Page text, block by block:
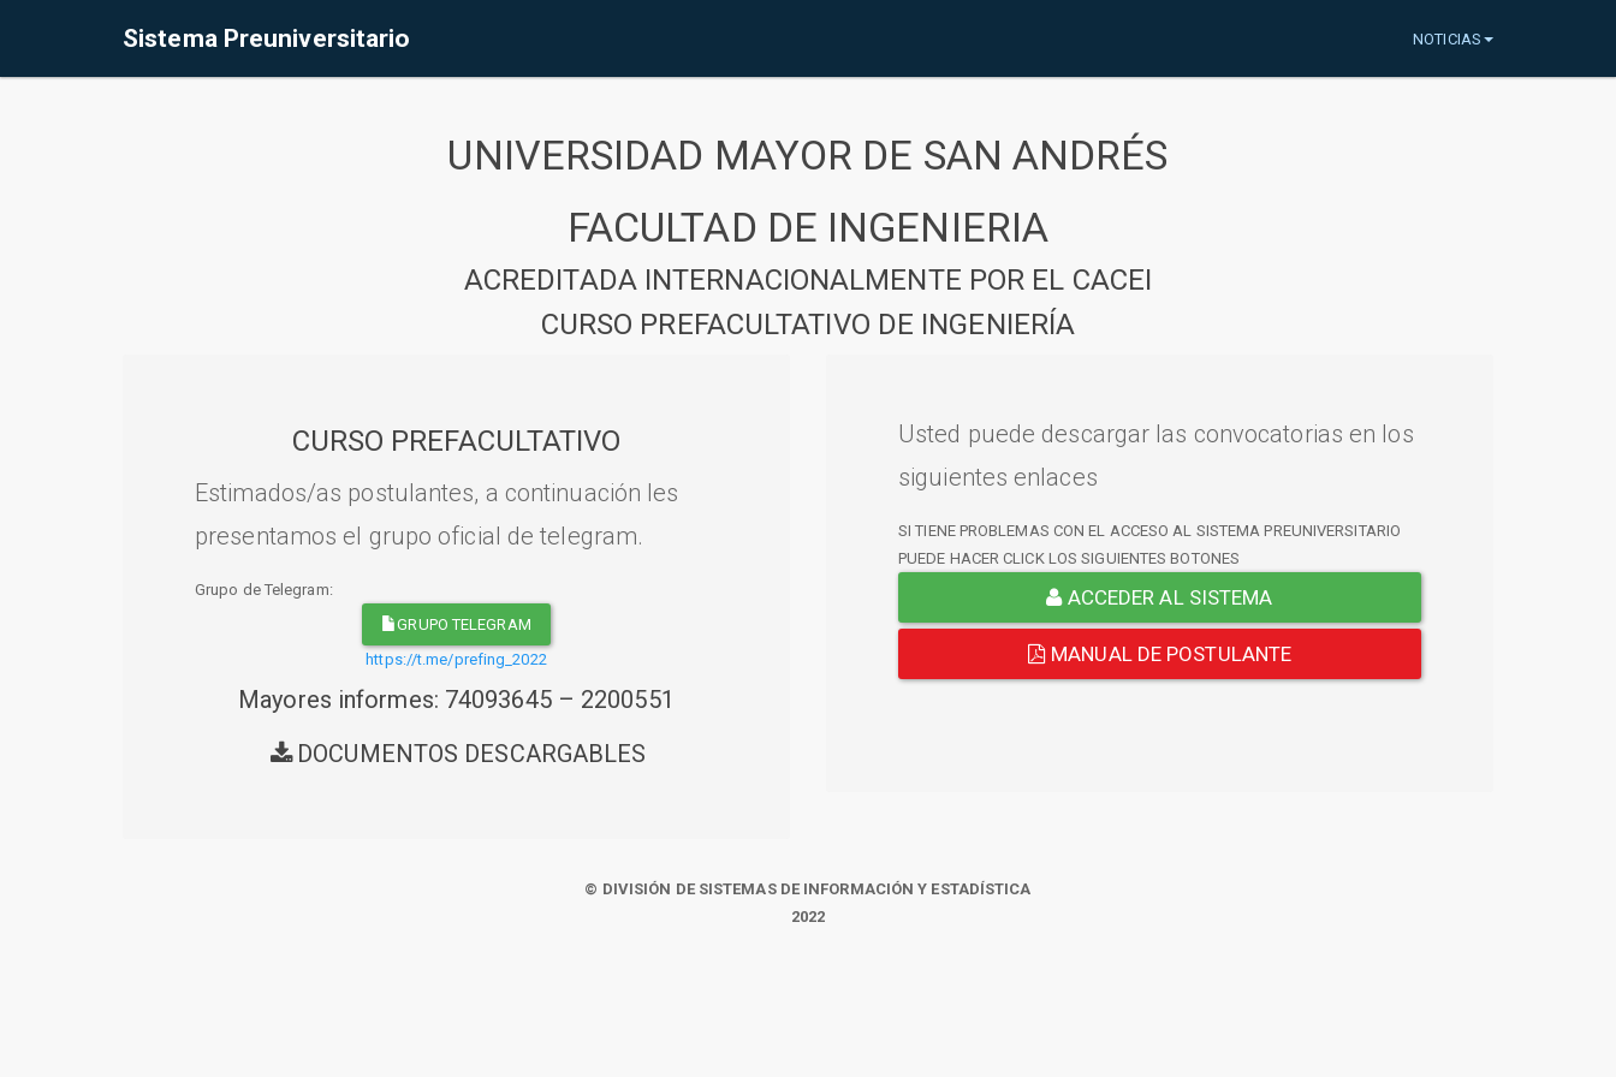
Sistema Preuniversitario NOTICIAS
UNIVERSIDAD MAYOR DE SAN ANDRÉS
FACULTAD DE INGENIERIA
ACREDITADA INTERNACIONALMENTE POR EL CACEI
CURSO PREFACULTATIVO DE INGENIERÍA
CURSO PREFACULTATIVO
Estimados/as postulantes, a continuación les
presentamos el grupo oficial de telegram.
Grupo de Telegram:
GRUPO TELEGRAM
https://t.me/prefing_2022
Mayores informes: 74093645 – 2200551
DOCUMENTOS DESCARGABLES
Usted puede descargar las convocatorias en los
siguientes enlaces
SI TIENE PROBLEMAS CON EL ACCESO AL SISTEMA PREUNIVERSITARIO
PUEDE HACER CLICK LOS SIGUIENTES BOTONES
ACCEDER AL SISTEMA
MANUAL DE POSTULANTE
© DIVISIÓN DE SISTEMAS DE INFORMACIÓN Y ESTADÍSTICA
2022